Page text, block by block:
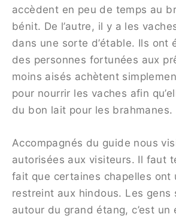
accèdent en peu de temps au
bénit. De l’autre, il y a les
dans une sorte d’étable. Ils ont
des personnes fortunées aux
moins aisés achètent
pour nourrir les vaches afin
du bon lait pour les brahmanes.
Accompagnés du guide nous
autorisées aux visiteurs. Il faut
fait que certaines chapelles ont
restreint aux hindous. Les gens
autour du grand étang, c’est un